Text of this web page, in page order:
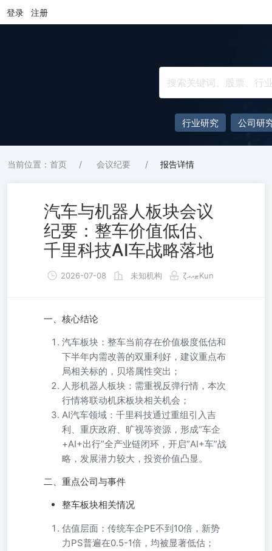
登录 注册
行业研究 公司研
当前位置：首页 / 会议纪要 / 报告详情
汽车与机器人板块会议
纪要：整车价值低估、
千里科技AI车战略落地
2026-07-08 未知机构 ζޓއއKun
一、核心结论
汽车板块：整车当前存在价值极度低估和
下半年内需改善的双重利好，建议重点布
局相关标的，贝塔属性突出；
人形机器人板块：需重视反弹行情，本次
行情将联动机床板块相关机会；
AI汽车领域：千里科技通过重组引入吉
利、重庆政府、旷视等资源，形成“车企
+AI+出行”全产业链闭环，开启“AI+车”战
略，发展潜力较大，投资价值凸显。
二、重点公司与事件
整车板块相关情况
估值层面：传统车企PE不到10倍，新势
力PS普遍在0.5-1倍，均被显著低估；